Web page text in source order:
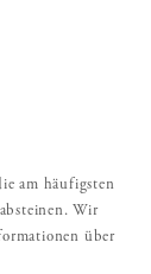
am häufigsten
Wir
über